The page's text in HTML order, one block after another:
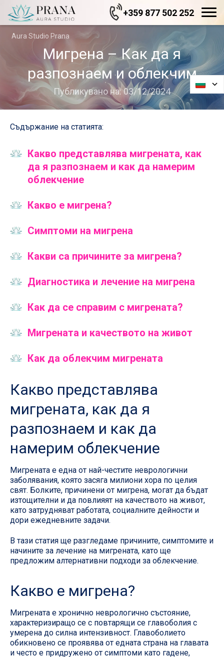
+359 877 502 252
Aura Studio Prana
Мигрена – Как да я
разпознаем и облекчим
Публикувано на: 03/12/2024
Съдържание на статията:
Какво представлява мигрената, как
да я разпознаем и как да намерим
облекчение
Какво е мигрена?
Симптоми на мигрена
Какви са причините за мигрена?
Диагностика и лечение на мигрена
Как да се справим с мигрената?
Мигрената и качеството на живот
Как да облекчим мигрената
Какво представлява
мигрената, как да я
разпознаем и как да
намерим облекчение
Мигрената е една от най-честите неврологични
заболявания, която засяга милиони хора по целия
свят. Болките, причинени от мигрена, могат да бъдат
изтощителни и да повлияят на качеството на живот,
като затрудняват работата, социалните дейности и
дори ежедневните задачи.
В тази статия ще разгледаме причините, симптомите и
начините за лечение на мигрената, като ще
предложим алтернативни подходи за облекчение.
Какво е мигрена?
Мигрената е хронично неврологично състояние,
характеризиращо се с повтарящи се главоболия с
умерена до силна интензивност. Главоболието
обикновено се проявява от едната страна на главата
и често е придружено от симптоми като гадене,